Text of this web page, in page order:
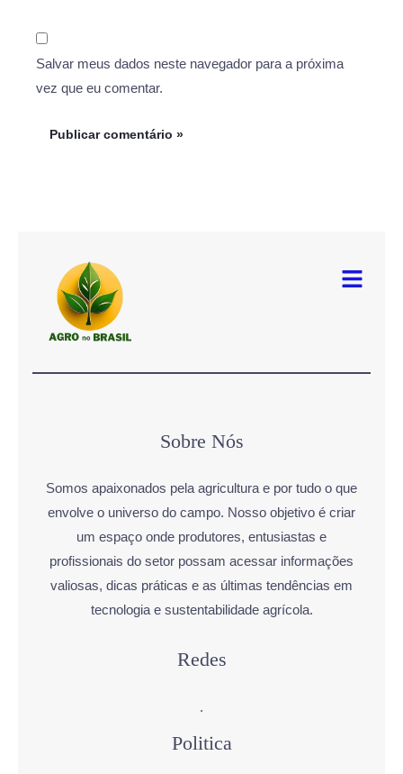
Salvar meus dados neste navegador para a próxima
vez que eu comentar.
Menu
Sobre Nós
Somos apaixonados pela agricultura e por tudo o que
envolve o universo do campo. Nosso objetivo é criar
um espaço onde produtores, entusiastas e
profissionais do setor possam acessar informações
valiosas, dicas práticas e as últimas tendências em
tecnologia e sustentabilidade agrícola.
Redes
.
Politica